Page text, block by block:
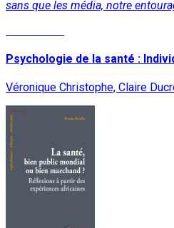
sans que les média, notre
Psychologie de la santé :
Véronique Christophe, Claire